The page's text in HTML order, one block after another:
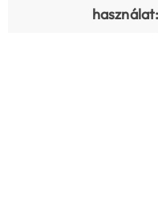
használat: